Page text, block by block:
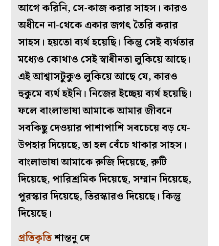
আগে করিনি, সে-কাজ করার সাহস। কারও
অধীনে না-থেকে একার জগৎ তৈরি করার
সাহস। হয়তো ব্যর্থ হয়েছি। কিন্তু সেই ব্যর্থতার
মধ্যেও কোথাও সেই স্বাধীনতা লুকিয়ে আছে।
এই আশ্বাসটুকুও লুকিয়ে আছে যে, কারও
হুকুমে ব্যর্থ হইনি। নিজের ইচ্ছেয় ব্যর্থ হয়েছি।
ফলে বাংলাভাষা আমাকে আমার জীবনে
সবকিছু দেওয়ার পাশাপাশি সবচেয়ে বড় যে-
উপহার দিয়েছে, তা হল বেঁচে থাকার সাহস।
বাংলাভাষা আমাকে রুজি দিয়েছে, রুটি
দিয়েছে, পারিশ্রমিক দিয়েছে, সম্মান দিয়েছে,
পুরস্কার দিয়েছে, তিরস্কারও দিয়েছে। কিন্তু
দিয়েছে।
প্রতিকৃতিশান্তনু দে